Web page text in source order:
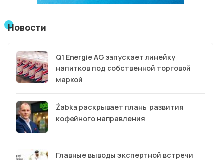
Новости
Q1 Energie AG запускает линейку
напитков под собственной торговой
маркой
Żabka раскрывает планы развития
кофейного направления
Главные выводы экспертной встречи